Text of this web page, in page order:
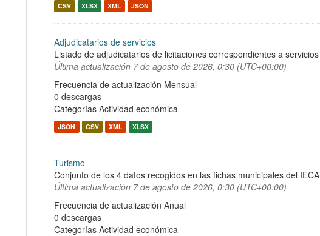
CSV XLSX XML JSON
Adjudicatarios de servicios
Listado de adjudicatarios de licitaciones correspondientes a servicios
Última actualización 7 de agosto de 2026, 0:30 (UTC+00:00)
Frecuencia de actualización Mensual
0 descargas
Categorías Actividad económica
JSON CSV XML XLSX
Turismo
Conjunto de los 4 datos recogidos en las fichas municipales del IECA
Última actualización 7 de agosto de 2026, 0:30 (UTC+00:00)
Frecuencia de actualización Anual
0 descargas
Categorías Actividad económica